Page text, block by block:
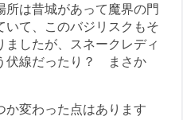
所は昔城があって魔界の門
て、このバジリスクもそ
したが、スネークレディ
伏線だったり？ まさか
か変わった点はあります